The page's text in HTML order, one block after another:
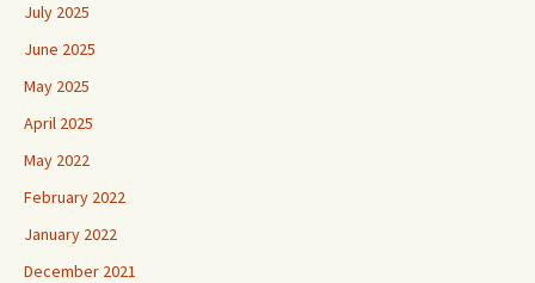
July 2025
June 2025
May 2025
April 2025
May 2022
February 2022
January 2022
December 2021